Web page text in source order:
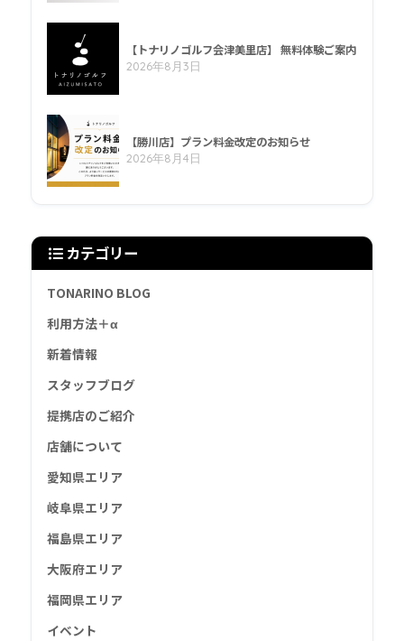
【トナリノゴルフ会津美里店】 無料体験ご案内
2026年8月3日
【勝川店】プラン料金改定のお知らせ
2026年8月4日
カテゴリー
TONARINO BLOG
利用方法＋α
新着情報
スタッフブログ
提携店のご紹介
店舗について
愛知県エリア
岐阜県エリア
福島県エリア
大阪府エリア
福岡県エリア
イベント